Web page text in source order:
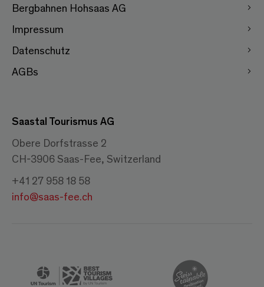
Bergbahnen Hohsaas AG
Impressum
Datenschutz
AGBs
Saastal Tourismus AG
Obere Dorfstrasse 2
CH-3906 Saas-Fee, Switzerland
+41 27 958 18 58
info@saas-fee.ch